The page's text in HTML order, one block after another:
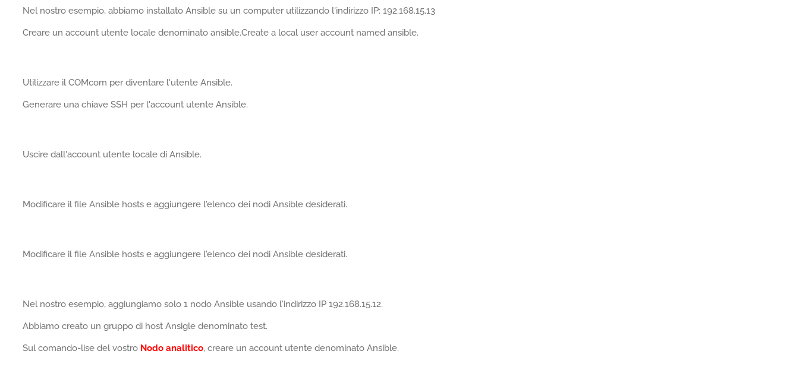
Nel nostro esempio, abbiamo installato Ansible su un computer utilizzando l'indirizzo IP: 192.168.15.13
Creare un account utente locale denominato ansible.Create a local user account named ansible.
Utilizzare il COMcom per diventare l'utente Ansible.
Generare una chiave SSH per l'account utente Ansible.
Uscire dall'account utente locale di Ansible.
Modificare il file Ansible hosts e aggiungere l'elenco dei nodi Ansible desiderati.
Modificare il file Ansible hosts e aggiungere l'elenco dei nodi Ansible desiderati.
Nel nostro esempio, aggiungiamo solo 1 nodo Ansible usando l'indirizzo IP 192.168.15.12.
Abbiamo creato un gruppo di host Ansigle denominato test.
Sul comando-lise del vostro Nodo analitico, creare un account utente denominato Ansible.